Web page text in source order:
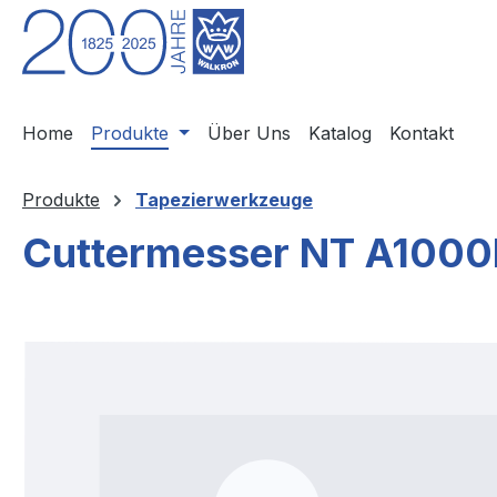
Hauptinhalt springen
Zur Suche springen
Zur Hauptnavigation springen
Home Produkte Über Uns Katalog Kontakt
Produkte Tapezierwerkzeuge
Cuttermesser NT